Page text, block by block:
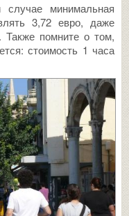
минимальная
3,72 евро, даже
Также помните о том,
стоимость 1 часа